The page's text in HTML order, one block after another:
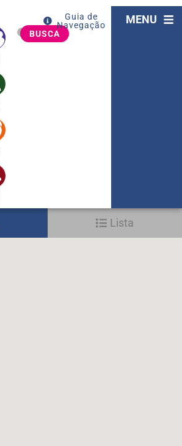
BUSCA
Guia de
Navegação
MENU
Lista